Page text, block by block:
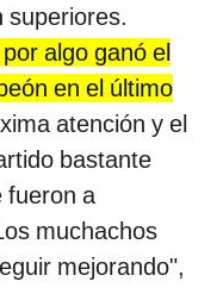
superiores.
algo ganó el
en el último
atención y el
bastante
fueron a
muchachos
mejorando",